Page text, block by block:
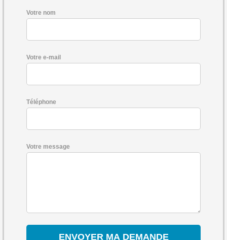
Votre nom
Votre e-mail
Téléphone
Votre message